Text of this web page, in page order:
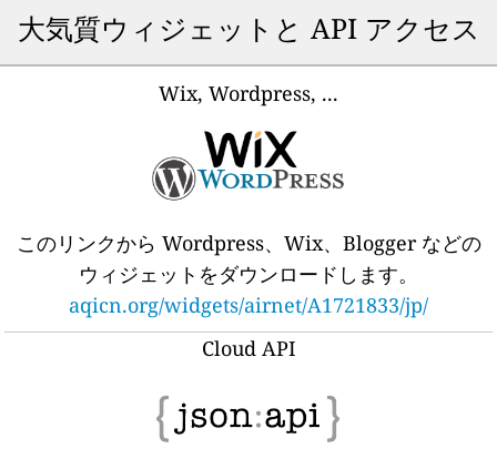
大気質ウィジェットと API アクセス
Wix, Wordpress, ...
このリンクから Wordpress、Wix、Blogger などの
ウィジェットをダウンロードします。
aqicn.org/widgets/airnet/A1721833/jp/
Cloud API